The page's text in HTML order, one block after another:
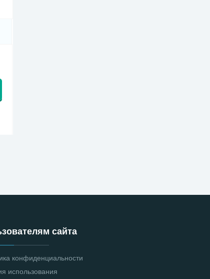
сайта
конфиденциальности
использования